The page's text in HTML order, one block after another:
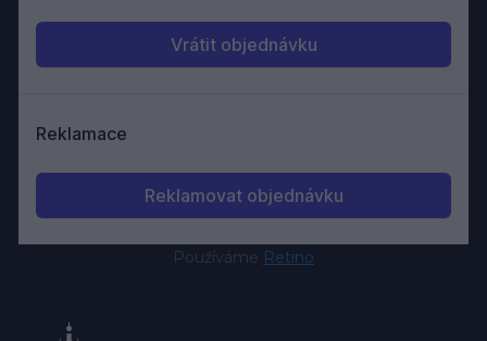
Používáme Retino